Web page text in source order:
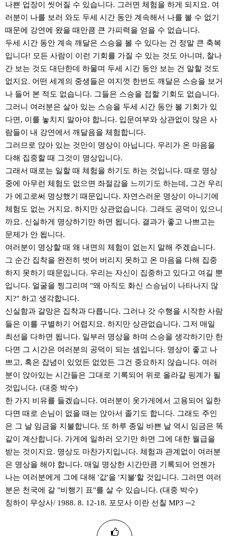
나쁜 업장이 씻어질 수 있습니다. 그러면 체험을 하게 되지요. 여
러분이 나를 보러 와도 두세 시간 동안 계속해서 나를 볼 수 없기
때문에 강연에 왔을 때만큼 큰 가피력을 얻을 수 없습니다.
두세 시간 동안 계속 깨달은 스승을 볼 수 있다는 건 정말 큰 축복
입니다! 모든 사람이 이런 기회를 가질 수 있는 것도 아니며, 찰나
간 보는 것도 대단한데 하물며 두세 시간 동안 보는 건 말할 것도
없지요. 어떤 세계의 중생들은 여지껏 한번도 깨달은 스승을 보거
나 들어 본 적도 없습니다. 그들은 스승을 접할 기회도 없습니다.
그러니 여러분은 살아 있는 스승을 두세 시간 동안 볼 기회가 있
다면, 이를 놓치지 말아야 합니다. 입문여부와 상관없이 많은 사
람들이 내 강연에서 깨달음을 체험합니다.
그러므로 앉아 있는 것만이 명상이 아닙니다. 우리가 온 마음을
다해 집중할 때 그것이 명상입니다.
그래서 때로는 일할 때 체험을 하기도 하는 것입니다. 때로 명상
중에 아무런 체험도 없으면 좌절감을 느끼기도 하는데, 그건 우리
가 에고로써 명상했기 때문입니다. 자연스러운 명상이 아니기에
체험도 없는 거지요. 하지만 상관없습니다. 그래도 공덕이 있으니
까요. 신실하게 명상하기만 하면 됩니다. 결과가 좋고 나쁘고는
문제가 안 됩니다.
여러분이 명상할 때 왜 내면의 체험이 없는지 말해 주겠습니다.
그 순간 집착을 완전히 벗어 버리지 못하고 온 마음을 다해 집중
하지 못하기 때문입니다. 우리는 자신이 집중하고 있다고 여길 뿐
입니다. 얼굴을 찡그리며 "왜 아직도 화신 스승님이 나타나지 않
지?" 하고 생각합니다.
신실함과 갈망은 집착과 다릅니다. 그러나 갓 수행을 시작한 사람
들은 이를 구별하기 어렵지요. 하지만 상관없습니다. 그저 매일
최선을 다하면 됩니다. 일부러 명상을 하며 스승을 생각하기만 한
다면 그 시간은 여러분의 공덕이 되는 셈입니다. 명상이 좋고 나
쁘고, 혹은 잡념이 있었든 없었든 그건 중요하지 않습니다. 여러
분이 앉아있는 시간들은 그대로 기록되어 위로 올라갈 핑계가 될
것입니다. (대중 박수)
한 가지 비유를 들겠습니다. 여러분이 옷가게에서 고용되어 일한
다면 때로 손님이 없을 때는 앉아서 졸기도 합니다. 그래도 주인
은 그 날 임금을 지불합니다. 또 하루 종일 바쁜 날 역시 임금은 똑
같이 계산합니다. 가게에 일하러 오기만 하면 그에 대한 월급을
받는 것이지요. 명상도 마찬가지입니다. 체험과 관계없이 여러분
은 명상을 해야 합니다. 매일 명상한 시간만큼 기록되어 언젠가
나는 여러분에게 그에 대해 '값'을 '지불'할 것입니다. 그러면 여러
분은 천국에 갈 "비행기 표"를 살 수 있습니다. (대중 박수)
칭하이 무상사/ 1988. 8. 12-18. 포모사 이란 선칠 MP3 ─2